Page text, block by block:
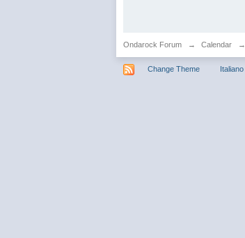
Ondarock Forum → Calendar →
Change Theme Italiano